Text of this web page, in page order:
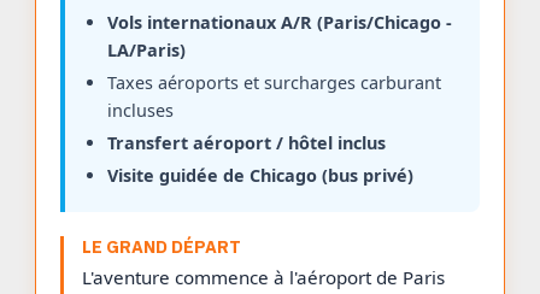
Vols internationaux A/R (Paris/Chicago -
LA/Paris)
Taxes aéroports et surcharges carburant
incluses
Transfert aéroport / hôtel inclus
Visite guidée de Chicago (bus privé)
LE GRAND DÉPART
L'aventure commence à l'aéroport de Paris